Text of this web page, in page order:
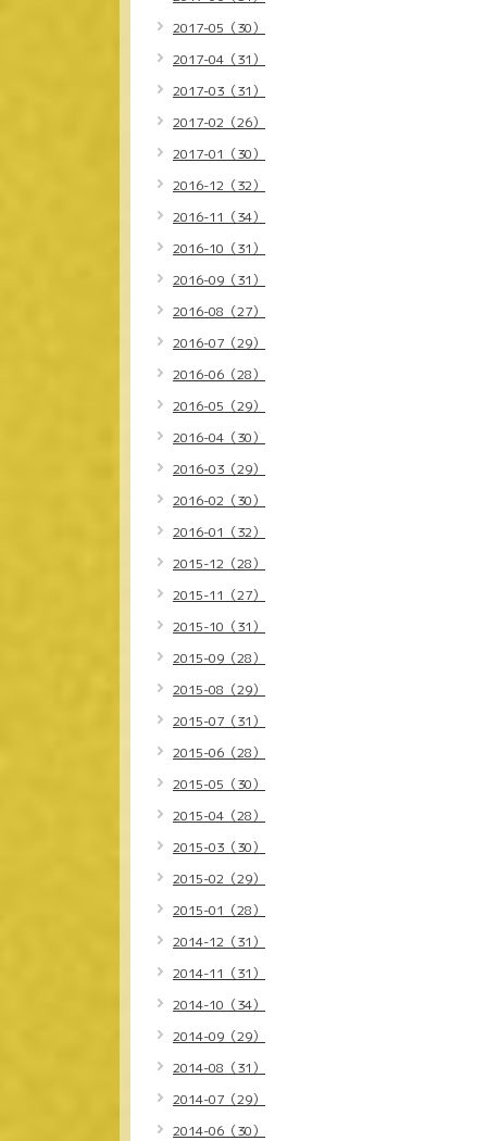
2017-05（30）
2017-04（31）
2017-03（31）
2017-02（26）
2017-01（30）
2016-12（32）
2016-11（34）
2016-10（31）
2016-09（31）
2016-08（27）
2016-07（29）
2016-06（28）
2016-05（29）
2016-04（30）
2016-03（29）
2016-02（30）
2016-01（32）
2015-12（28）
2015-11（27）
2015-10（31）
2015-09（28）
2015-08（29）
2015-07（31）
2015-06（28）
2015-05（30）
2015-04（28）
2015-03（30）
2015-02（29）
2015-01（28）
2014-12（31）
2014-11（31）
2014-10（34）
2014-09（29）
2014-08（31）
2014-07（29）
2014-06（30）